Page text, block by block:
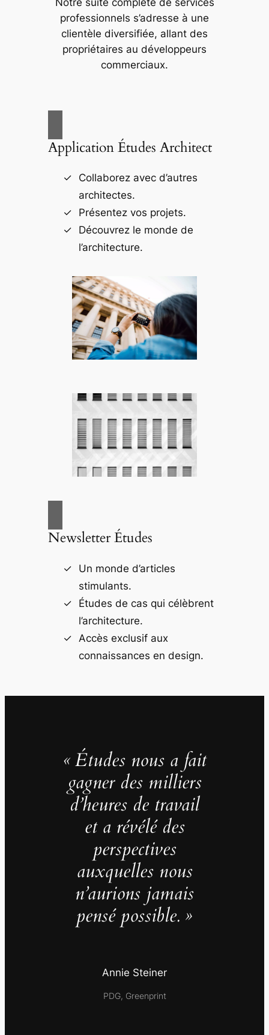
Notre suite complète de services
professionnels s’adresse à une
clientèle diversifiée, allant des
propriétaires au développeurs
commerciaux.
Application Études Architect
Collaborez avec d’autres
architectes.
Présentez vos projets.
Découvrez le monde de
l’architecture.
Newsletter Études
Un monde d’articles
stimulants.
Études de cas qui célèbrent
l’architecture.
Accès exclusif aux
connaissances en design.
« Études nous a fait
gagner des milliers
d’heures de travail
et a révélé des
perspectives
auxquelles nous
n’aurions jamais
pensé possible. »
Annie Steiner
PDG, Greenprint